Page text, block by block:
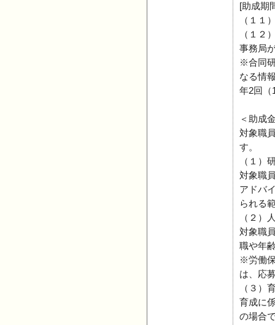
[助成期
（１１
（１２
事務局
※合同
なる情
年2回（
＜助成
対象職
す。
（１）
対象職
アドバ
られる
（２）
対象職
職や年
※労働
は、応
（３）
育成に
の場合